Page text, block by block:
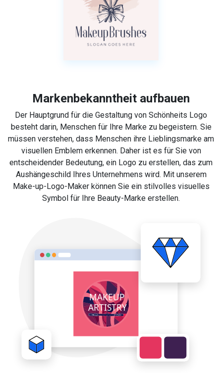
Markenbekanntheit aufbauen
Der Hauptgrund für die Gestaltung von Schönheits Logo
besteht darin, Menschen für Ihre Marke zu begeistern. Sie
müssen verstehen, dass Menschen ihre Lieblingsmarke am
visuellen Emblem erkennen. Daher ist es für Sie von
entscheidender Bedeutung, ein Logo zu erstellen, das zum
Aushängeschild Ihres Unternehmens wird. Mit unserem
Make-up-Logo-Maker können Sie ein stilvolles visuelles
Symbol für Ihre Beauty-Marke erstellen.